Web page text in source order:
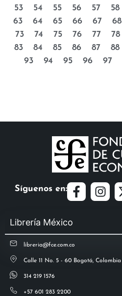
53
54 55 56 57 58
63
64 65 66 67 68
73
74 75 76 77 78
83
84 85 86 87 88
93
94 95 96 97
Síguenos en:
Librería México
libreria@fce.com.co
Calle 11 No. 5 - 60 Bogotá, Colombia
314 219 1576
+57 601 283 2200